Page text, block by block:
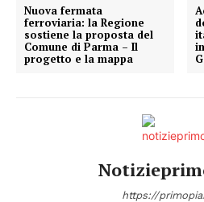
Nuova fermata
ferroviaria: la Regione
sostiene la proposta del
Comune di Parma – Il
progetto e la mappa
https://